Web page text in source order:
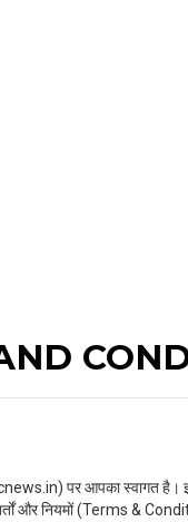
पर आपका स्वागत है।
और नियमों (Terms &